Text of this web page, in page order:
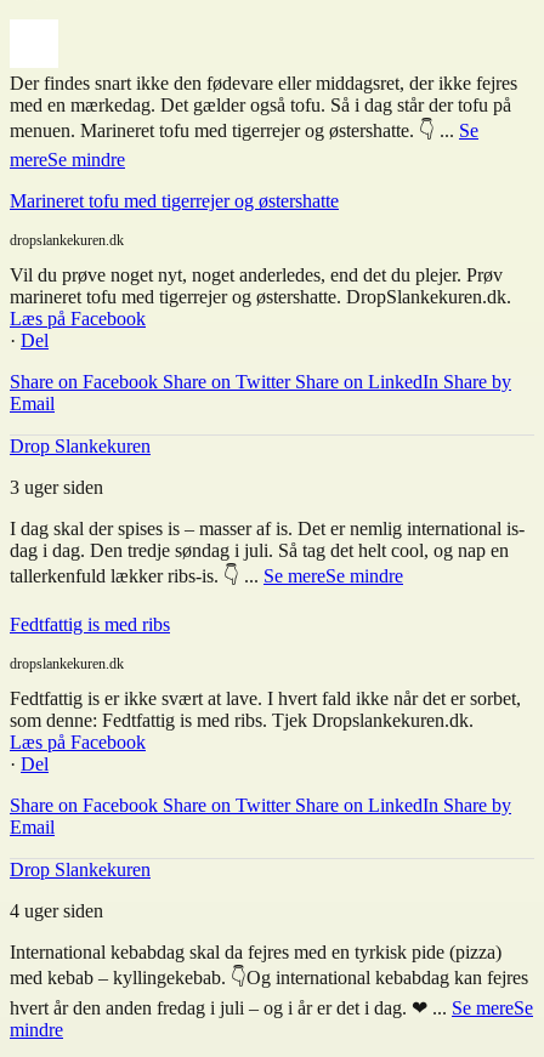
Der findes snart ikke den fødevare eller middagsret, der ikke fejres
med en mærkedag. Det gælder også tofu. Så i dag står der tofu på
menuen. Marineret tofu med tigerrejer og østershatte. 👇 ... Se
mereSe mindre
Marineret tofu med tigerrejer og østershatte
dropslankekuren.dk
Vil du prøve noget nyt, noget anderledes, end det du plejer. Prøv
marineret tofu med tigerrejer og østershatte. DropSlankekuren.dk.
Læs på Facebook
· Del
Share on Facebook Share on Twitter Share on LinkedIn Share by
Email
Drop Slankekuren
3 uger siden
I dag skal der spises is – masser af is. Det er nemlig international is-
dag i dag. Den tredje søndag i juli. Så tag det helt cool, og nap en
tallerkenfuld lækker ribs-is. 👇 ... Se mereSe mindre
Fedtfattig is med ribs
dropslankekuren.dk
Fedtfattig is er ikke svært at lave. I hvert fald ikke når det er sorbet,
som denne: Fedtfattig is med ribs. Tjek Dropslankekuren.dk.
Læs på Facebook
· Del
Share on Facebook Share on Twitter Share on LinkedIn Share by
Email
Drop Slankekuren
4 uger siden
International kebabdag skal da fejres med en tyrkisk pide (pizza)
med kebab – kyllingekebab. 👇Og international kebabdag kan fejres
hvert år den anden fredag i juli – og i år er det i dag. ❤ ... Se mereSe
mindre